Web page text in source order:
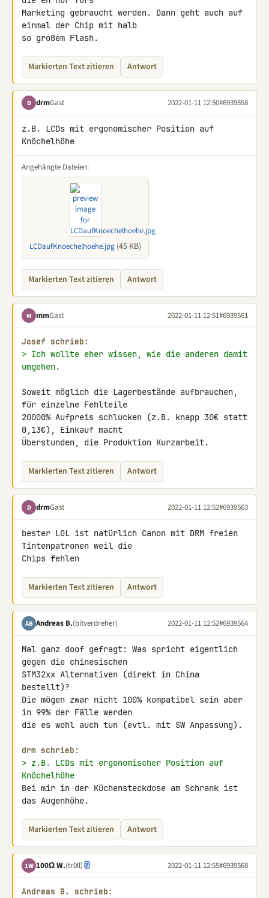
Marketing gebraucht werden. Dann geht auch auf
einmal der Chip mit halb
so großem Flash.
Markierten Text zitieren Antwort
D drmGast 2022-01-11 12:50#6939558
z.B. LCDs mit ergonomischer Position auf
Knöchelhöhe
Angehängte Dateien:
LCDaufKnoechelhoehe.jpg (45 KB)
Markierten Text zitieren Antwort
M mmGast 2022-01-11 12:51#6939561
Josef schrieb:
> Ich wollte eher wissen, wie die anderen damit
umgehen.
Soweit möglich die Lagerbestände aufbrauchen,
für einzelne Fehlteile
20000% Aufpreis schlucken (z.B. knapp 30€ statt
0,13€), Einkauf macht
Überstunden, die Produktion Kurzarbeit.
Markierten Text zitieren Antwort
D drmGast 2022-01-11 12:52#6939563
bester LOL ist natürlich Canon mit DRM freien
Tintenpatronen weil die
Chips fehlen
Markierten Text zitieren Antwort
AB Andreas B.(bitverdreher) 2022-01-11 12:52#6939564
Mal ganz doof gefragt: Was spricht eigentlich
gegen die chinesischen
STM32xx Alternativen (direkt in China
bestellt)?
Die mögen zwar nicht 100% kompatibel sein aber
in 99% der Fälle werden
die es wohl auch tun (evtl. mit SW Anpassung).
drm schrieb:
> z.B. LCDs mit ergonomischer Position auf
Knöchelhöhe
Bei mir in der Küchensteckdose am Schrank ist
das Augenhöhe.
Markierten Text zitieren Antwort
1W 100Ω W.(tr0ll) 2022-01-11 12:55#6939568
Andreas B. schrieb: